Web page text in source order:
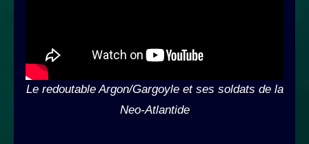
Le redoutable Argon/Gargoyle et ses soldats de la
Neo-Atlantide